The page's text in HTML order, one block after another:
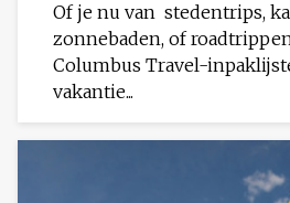
Of je nu van stedentrips,
zonnebaden, of
Columbus Travel-
vakantie...